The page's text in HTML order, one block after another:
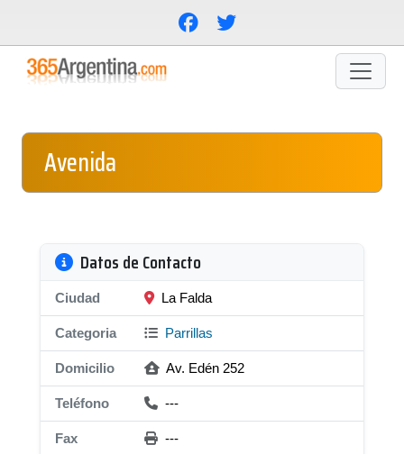
Avenida
Datos de Contacto
Ciudad La Falda
Categoria Parrillas
Domicilio Av. Edén 252
Teléfono ---
Fax ---